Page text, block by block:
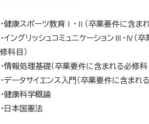
・健康スポーツ教育Ⅰ・Ⅱ（卒業要件に含ま
・イングリッシュコミュニケーションⅢ・Ⅳ（
修科目）
・情報処理基礎（卒業要件に含まれる必修科
・データサイエンス入門（卒業要件に含まれ
・健康科学概論
・日本国憲法